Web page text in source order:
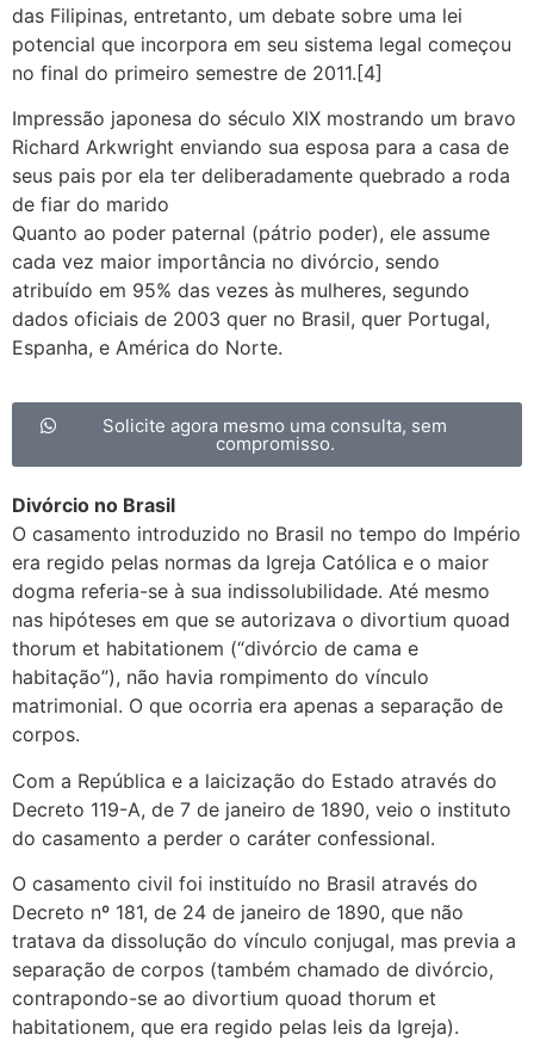
das Filipinas, entretanto, um debate sobre uma lei
potencial que incorpora em seu sistema legal começou
no final do primeiro semestre de 2011.[4]
Impressão japonesa do século XIX mostrando um bravo
Richard Arkwright enviando sua esposa para a casa de
seus pais por ela ter deliberadamente quebrado a roda
de fiar do marido
Quanto ao poder paternal (pátrio poder), ele assume
cada vez maior importância no divórcio, sendo
atribuído em 95% das vezes às mulheres, segundo
dados oficiais de 2003 quer no Brasil, quer Portugal,
Espanha, e América do Norte.
Solicite agora mesmo uma consulta, sem
compromisso.
Divórcio no Brasil
O casamento introduzido no Brasil no tempo do Império
era regido pelas normas da Igreja Católica e o maior
dogma referia-se à sua indissolubilidade. Até mesmo
nas hipóteses em que se autorizava o divortium quoad
thorum et habitationem (“divórcio de cama e
habitação”), não havia rompimento do vínculo
matrimonial. O que ocorria era apenas a separação de
corpos.
Com a República e a laicização do Estado através do
Decreto 119-A, de 7 de janeiro de 1890, veio o instituto
do casamento a perder o caráter confessional.
O casamento civil foi instituído no Brasil através do
Decreto nº 181, de 24 de janeiro de 1890, que não
tratava da dissolução do vínculo conjugal, mas previa a
separação de corpos (também chamado de divórcio,
contrapondo-se ao divortium quoad thorum et
habitationem, que era regido pelas leis da Igreja).